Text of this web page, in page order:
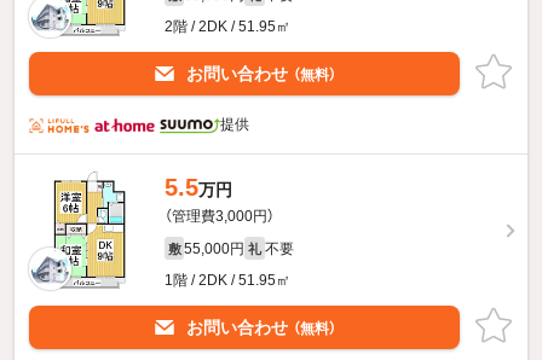
2階 / 2DK / 51.95㎡
お問い合わせ （無料）
提供
5.5万円
（管理費3,000円）
敷 55,000円 礼 不要
1階 / 2DK / 51.95㎡
お問い合わせ （無料）